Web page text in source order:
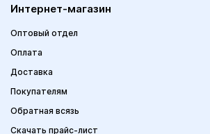
Интернет-магазин
Оптовый отдел
Оплата
Доставка
Покупателям
Обратная всязь
Скачать прайс-лист